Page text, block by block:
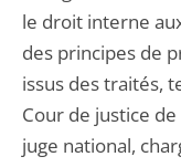
le droit interne
des principes de
issus des traités,
Cour de justice
juge national,